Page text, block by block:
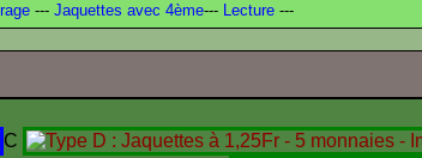
--- Jaquettes avec 4ème--- Lecture ---
C